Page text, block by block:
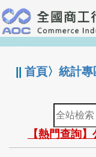
跳
到
主
要
:::
||首頁〉統計專
全
站
檢
索
【熱門查詢